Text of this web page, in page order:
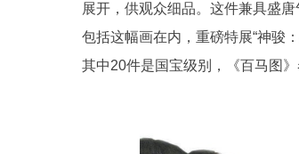
展开，供观众细品。这件兼具盛
包括这幅画在内，重磅特展“神骏
其中20件是国宝级别，《百马图